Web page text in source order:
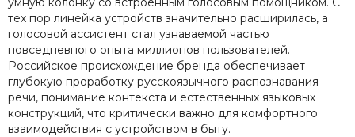
тех пор линейка устройств значительно расширилась, а
голосовой ассистент стал узнаваемой частью
повседневного опыта миллионов пользователей.
Российское происхождение бренда обеспечивает
глубокую проработку русскоязычного распознавания
речи, понимание контекста и естественных языковых
конструкций, что критически важно для комфортного
взаимодействия с устройством в быту.